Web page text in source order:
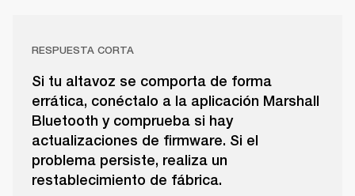
RESPUESTA CORTA
Si tu altavoz se comporta de forma
errática, conéctalo a la aplicación Marshall
Bluetooth y comprueba si hay
actualizaciones de firmware. Si el
problema persiste, realiza un
restablecimiento de fábrica.